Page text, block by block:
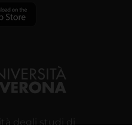
degli studi di